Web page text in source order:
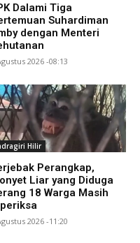
Dalami Tiga
Suhardiman
dengan Menteri
2026 -08:13
Hilir
Perangkap,
Liar yang Diduga
18 Warga Masih
2026 -11:20